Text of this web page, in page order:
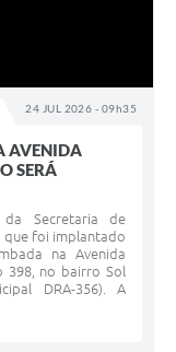
24 JUL 2026 - 09h35
AVENIDA
SERÁ
Secretaria de
que foi implantado
na Avenida
398, no bairro Sol
DRA-356). A